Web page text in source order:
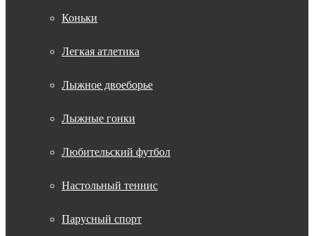
Коньки
Легкая атлетика
Лыжное двоеборье
Лыжные гонки
Любительский футбол
Настольный теннис
Парусный спорт